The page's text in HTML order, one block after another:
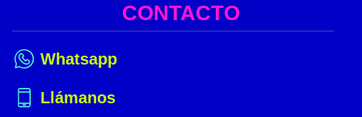
CONTACTO
Whatsapp
Llámanos